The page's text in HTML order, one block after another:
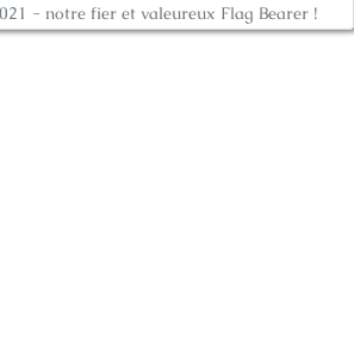
- notre fier et valeureux Flag Bearer !